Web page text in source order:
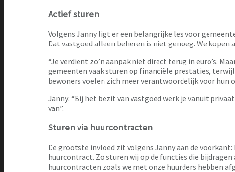
Actief sturen
Volgens Janny ligt er een belangrijke les voor
Dat vastgoed alleen beheren is niet genoeg. We kopen
“Je verdient zo’n aanpak niet direct terug in euro’s.
gemeenten vaak sturen op financiële prestaties,
bewoners voelen zich meer verantwoordelijk voor hun
Janny: “Bij het bezit van vastgoed werk je vanuit
van”.
Sturen via huurcontracten
De grootste invloed zit volgens Janny aan de
huurcontract. Zo sturen wij op de functies die
huurcontracten zoals we met onze huurders hebben